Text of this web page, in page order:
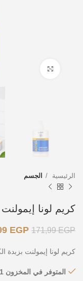
الرئيسية الجسم
كريم لونا إيمولنت
171,99EGP
EGP
كريم لونا إيمولنت بزبدة الكاكاو 300 مل
المتوفر في المخزون 1 فقط